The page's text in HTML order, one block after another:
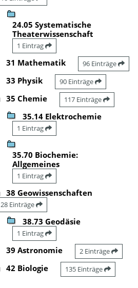
24.05 Systematische
Theaterwissenschaft
1 Eintrag
31 Mathematik 96 Einträge
33 Physik 90 Einträge
35 Chemie 117 Einträge
35.14 Elektrochemie
1 Eintrag
35.70 Biochemie:
Allgemeines
1 Eintrag
38 Geowissenschaften
28 Einträge
38.73 Geodäsie
1 Eintrag
39 Astronomie 2 Einträge
42 Biologie 135 Einträge